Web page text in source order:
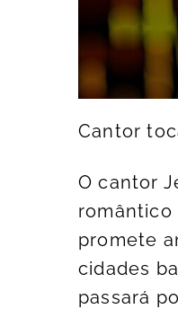
Cantor
O cantor
romântico
promete
cidades
passará